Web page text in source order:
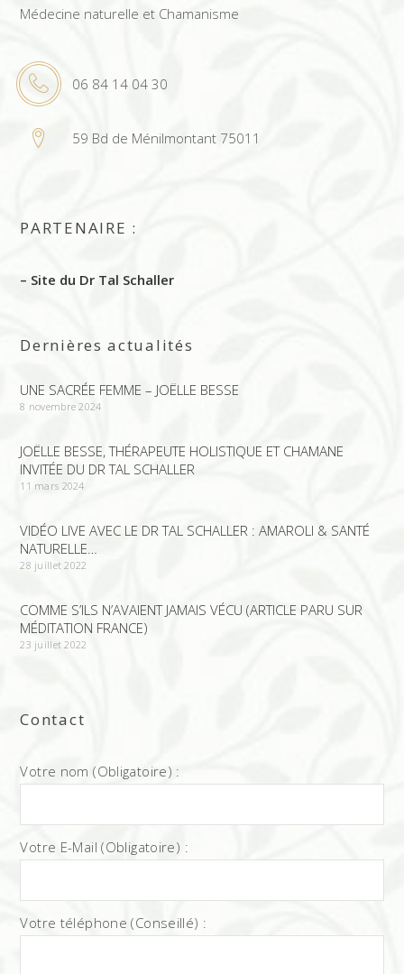
Médecine naturelle et Chamanisme
06 84 14 04 30
59 Bd de Ménilmontant 75011
PARTENAIRE :
– Site du Dr Tal Schaller
Dernières actualités
UNE SACRÉE FEMME – JOËLLE BESSE
8 novembre 2024
JOËLLE BESSE, THÉRAPEUTE HOLISTIQUE ET CHAMANE
INVITÉE DU DR TAL SCHALLER
11 mars 2024
VIDÉO LIVE AVEC LE DR TAL SCHALLER : AMAROLI & SANTÉ
NATURELLE…
28 juillet 2022
COMME S’ILS N’AVAIENT JAMAIS VÉCU (ARTICLE PARU SUR
MÉDITATION FRANCE)
23 juillet 2022
Contact
Votre nom (Obligatoire) :
Votre E-Mail (Obligatoire) :
Votre téléphone (Conseillé) :